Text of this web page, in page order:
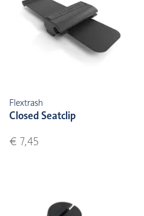
Flextrash
Closed Seatclip
€ 7,45